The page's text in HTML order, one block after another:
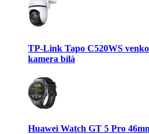
TP-Link Tapo C520WS
kamera bílá
Huawei Watch GT 5 Pro